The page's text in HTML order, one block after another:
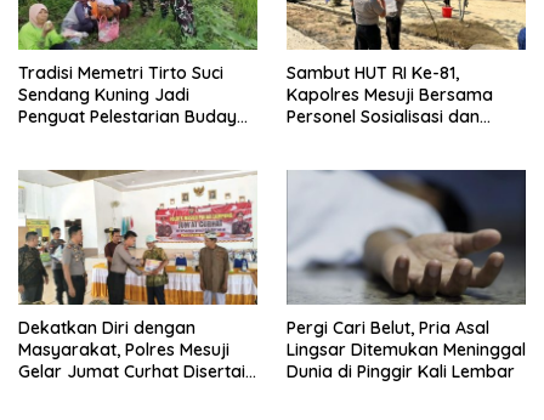
Tradisi Memetri Tirto Suci
Sendang Kuning Jadi
Penguat Pelestarian Budaya
Sambut HUT RI Ke-81,
Kapolres Mesuji Bersama
Personel Sosialisasi dan
Pengguna Jalan
Dekatkan Diri dengan
Masyarakat, Polres Mesuji
Gelar Jumat Curhat Disertai
Pergi Cari Belut, Pria Asal
Lingsar Ditemukan Meninggal
Dunia di Pinggir Kali Lembar